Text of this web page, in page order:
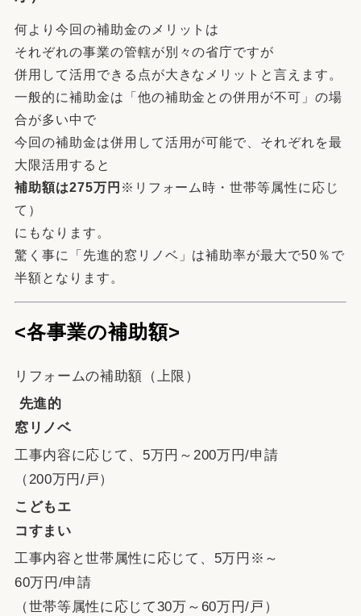
何より今回の補助金のメリットは
それぞれの事業の管轄が別々の省庁ですが
併用して活用できる点が大きなメリットと言えます。
一般的に補助金は「他の補助金との併用が不可」の場
合が多い中で
今回の補助金は併用して活用が可能で、それぞれを最
大限活用すると
補助額は275万円 ※リフォーム時・世帯等属性に応じ
て）
にもなります。
驚く事に「先進的窓リノベ」は補助率が最大で50％で
半額となります。
<各事業の補助額>
リフォームの補助額（上限）
先進的
窓リノベ
工事内容に応じて、5万円～200万円/申請
（200万円/戸）
こどもエ
コすまい
工事内容と世帯属性に応じて、5万円※～
60万円/申請
（世帯等属性に応じて30万～60万円/戸）